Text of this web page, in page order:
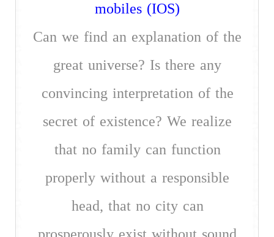
mobiles (IOS)
Can we find an explanation of the
great universe? Is there any
convincing interpretation of the
secret of existence? We realize
that no family can function
properly without a responsible
head, that no city can